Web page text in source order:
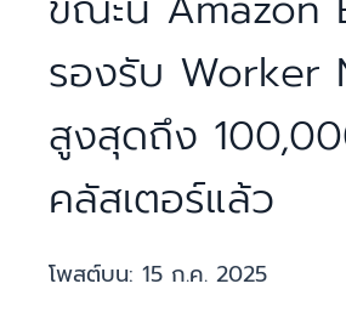
รองรับ Worker
สูงสุดถึง
คลัสเตอร์แล้ว
โพสต์บน: 15 ก.ค. 2025